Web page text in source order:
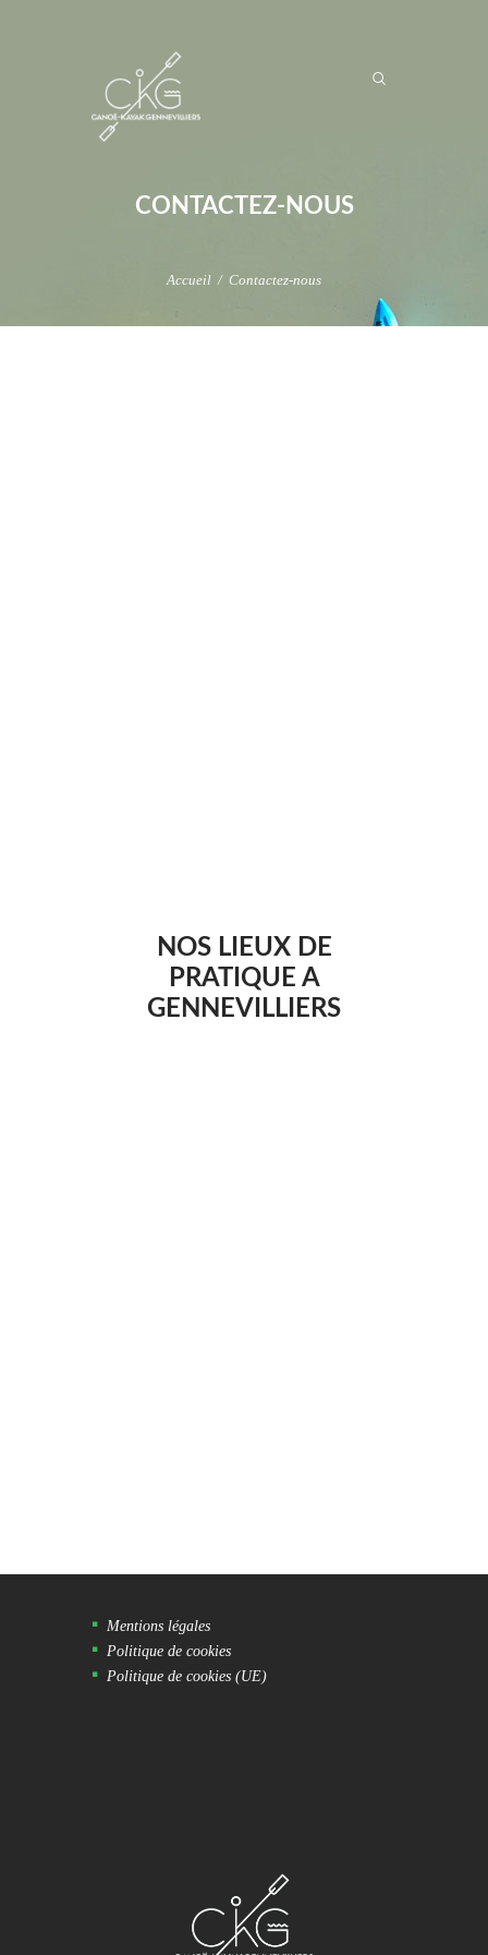
CONTACTEZ-NOUS
Accueil Contactez-nous
NOS LIEUX DE
PRATIQUE A
GENNEVILLIERS
Mentions légales
Politique de cookies
Politique de cookies (UE)